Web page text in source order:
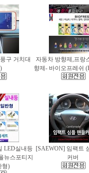
구 거치대
자동차 방향제,프랑
향제- 바이오프레쉬
LED실내등
뉴스포티지
형)
[SAEWON] 임팩트
커버